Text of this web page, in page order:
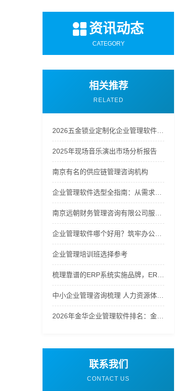
资讯动态
CATEGORY
相关推荐
RELATED
2025年现场音乐演出市场分析报告
南京有名的供应链管理咨询机构
企业管理培训班选择参考
联系我们
CONTACT US